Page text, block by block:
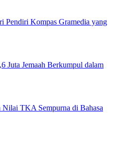
Pendiri Kompas Gramedia yang
Juta Jemaah Berkumpul dalam
TKA Sempurna di Bahasa